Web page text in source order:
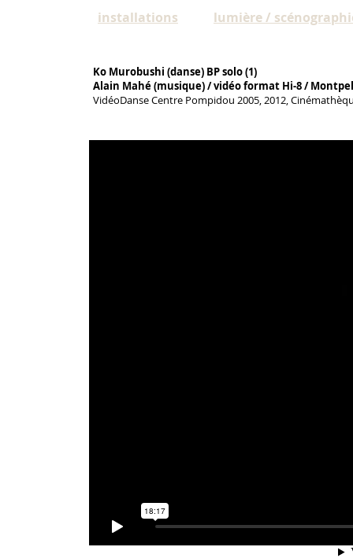
installations lumière /
Ko Murobushi (danse) BP solo (1)
Alain Mahé (musique) / vidéoformat Hi-8/
VidéoDanse Centre Pompidou 2005, 2012,